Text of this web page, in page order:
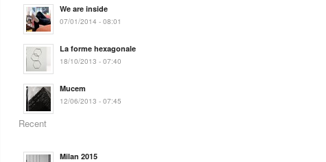
We are inside
07/01/2014 - 08:01
La forme hexagonale
18/10/2013 - 07:40
Mucem
12/06/2013 - 07:45
Recent
Milan 2015